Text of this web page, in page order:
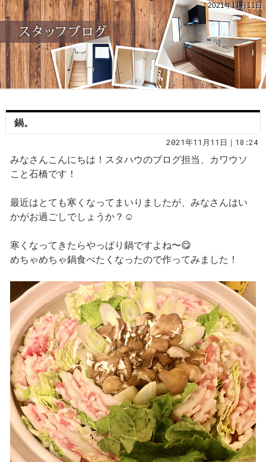
2021年11月11日
鍋。
2021年11月11日｜18:24
みなさんこんにちは！スタハウのブログ担当、カワウソ
こと石橋です！
最近はとても寒くなってまいりましたが、みなさんはい
かがお過ごしでしょうか？☺
寒くなってきたらやっぱり鍋ですよね〜😋
めちゃめちゃ鍋食べたくなったので作ってみました！